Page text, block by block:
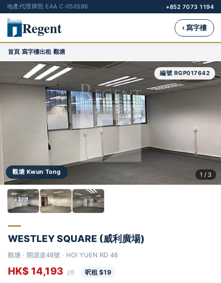
地產代理牌照 EAA C-056586 +852 7073 1194
Regent ‹ 寫字樓
首頁›寫字樓出租›觀塘
觀塘 Kwun Tong
編號 RGP017642
1 / 3
WESTLEY SQUARE (威利廣場)
觀塘 · 開源道48號 · HOI YUEN RD 48
HK$ 14,193 /月 呎租 $19